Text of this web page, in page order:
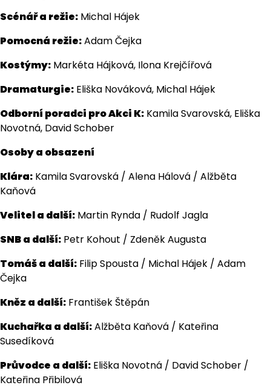
Scénář a režie: Michal Hájek
Pomocná režie:Adam Čejka
Kostýmy: Markéta Hájková, Ilona Krejčířová
Dramaturgie: Eliška Nováková, Michal Hájek
Odborní poradci pro Akci K: Kamila Svarovská, Eliška
Novotná, David Schober
Osoby a obsazení
Klára: Kamila Svarovská / Alena Hálová / Alžběta
Kaňová
Velitel a další: Martin Rynda / Rudolf Jagla
SNB a další: Petr Kohout / Zdeněk Augusta
Tomáš a další: Filip Spousta / Michal Hájek / Adam
Čejka
Kněz a další: František Štěpán
Kuchařka a další:Alžběta Kaňová / Kateřina
Susedíková
Průvodce a další: Eliška Novotná / David Schober /
Kateřina Přibilová